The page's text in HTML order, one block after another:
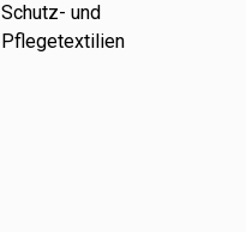
Schutz- und
Pflegetextilien